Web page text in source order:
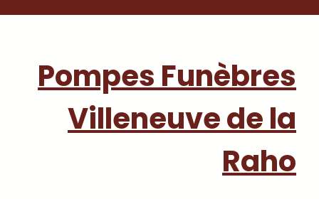
Pompes Funèbres
Villeneuve de la
Raho